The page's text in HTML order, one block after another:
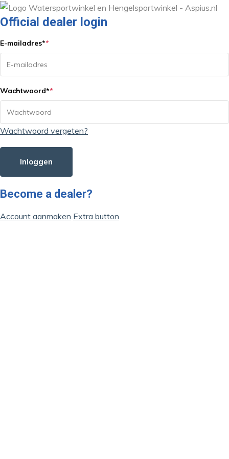
Official dealer login
E-mailadres**
Wachtwoord**
Wachtwoord vergeten?
Inloggen
Become a dealer?
Account aanmaken Extra button